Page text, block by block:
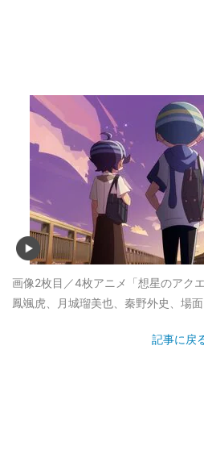
画像2枚目／4枚アニメ「想星のアク
鳳颯虎、月城瑠美也、秦野外史、場
記事に戻